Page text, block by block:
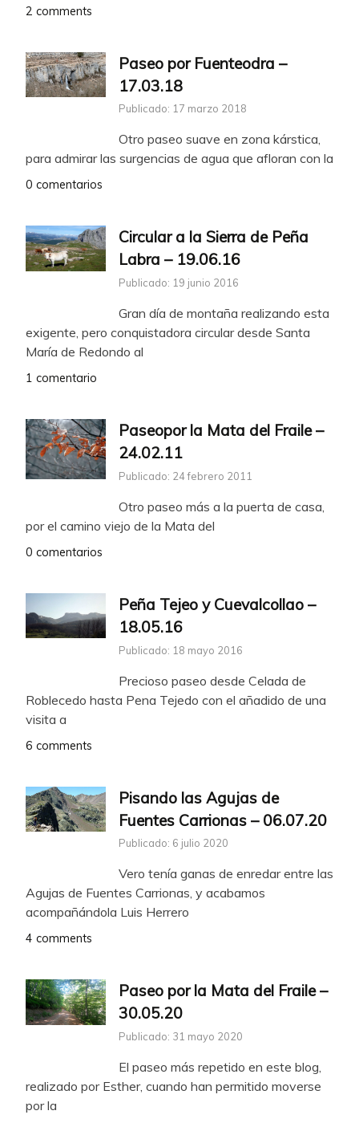
2 comments
Paseo por Fuenteodra –
17.03.18
Publicado: 17 marzo 2018
Otro paseo suave en zona kárstica,
para admirar las surgencias de agua que afloran con la
0 comentarios
Circular a la Sierra de Peña
Labra – 19.06.16
Publicado: 19 junio 2016
Gran día de montaña realizando esta
exigente, pero conquistadora circular desde Santa
María de Redondo al
1 comentario
Paseopor la Mata del Fraile –
24.02.11
Publicado: 24 febrero 2011
Otro paseo más a la puerta de casa,
por el camino viejo de la Mata del
0 comentarios
Peña Tejeo y Cuevalcollao –
18.05.16
Publicado: 18 mayo 2016
Precioso paseo desde Celada de
Roblecedo hasta Pena Tejedo con el añadido de una
visita a
6 comments
Pisando las Agujas de
Fuentes Carrionas – 06.07.20
Publicado: 6 julio 2020
Vero tenía ganas de enredar entre las
Agujas de Fuentes Carrionas, y acabamos
acompañándola Luis Herrero
4 comments
Paseo por la Mata del Fraile –
30.05.20
Publicado: 31 mayo 2020
El paseo más repetido en este blog,
realizado por Esther, cuando han permitido moverse
por la